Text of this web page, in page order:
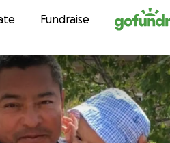
to contentFundraise